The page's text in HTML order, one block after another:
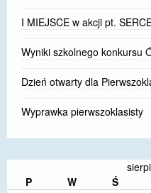
I MIEJSCE w akcji pt.
Wyniki szkolnego konkursu
Dzień otwarty dla
Wyprawka pierwszoklasisty
P
W Ś